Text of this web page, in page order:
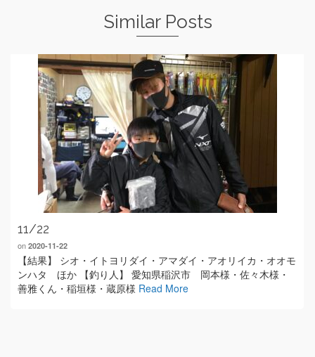
Similar Posts
11/22
on 2020-11-22
【結果】 シオ・イトヨリダイ・アマダイ・アオリイカ・オオモ
ンハタ ほか 【釣り人】 愛知県稲沢市 岡本様・佐々木様・
善雅くん・稲垣様・蔵原様 Read More